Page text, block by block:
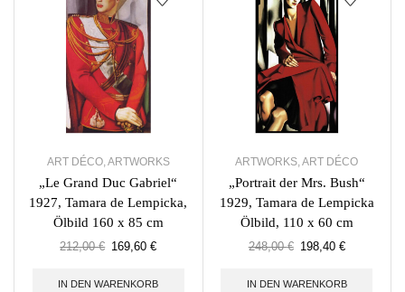
ART DÉCO, ARTWORKS
„Le Grand Duc Gabriel“
1927, Tamara de Lempicka,
Ölbild 160 x 85 cm
212,00€ 169,60€
IN DEN WARENKORB
ARTWORKS ,ART DÉCO
„Portrait der Mrs. Bush“
1929, Tamara de Lempicka
Ölbild, 110 x 60 cm
248,00€ 198,40 €
IN DEN WARENKORB